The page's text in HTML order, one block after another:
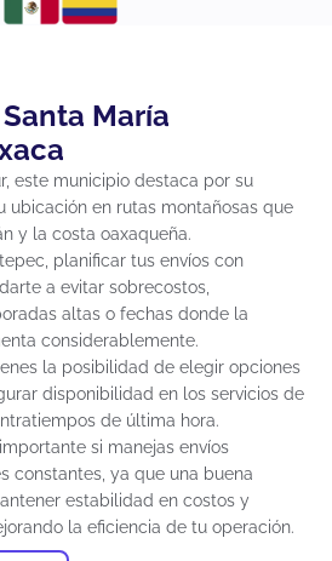
María
este municipio destaca por su
ubicación en rutas montañosas que
y la costa oaxaqueña.
planificar tus envíos con
a evitar sobrecostos,
altas o fechas donde la
considerablemente.
la posibilidad de elegir opciones
disponibilidad en los servicios de
de última hora.
si manejas envíos
constantes, ya que una buena
estabilidad en costos y
la eficiencia de tu operación.